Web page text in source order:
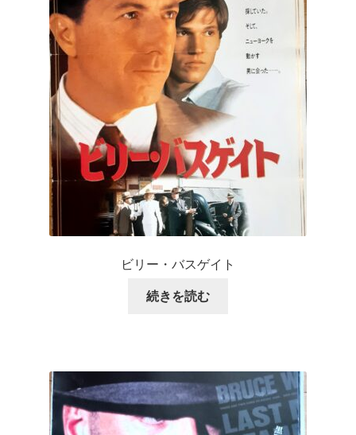
ビリー・バスゲイト
続きを読む